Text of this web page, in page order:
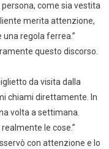
come sia vestita
merita attenzione,
regola ferrea.”
questo discorso.
da visita dalla
chiami direttamente. In
volta a settimana.
le cose.”
con attenzione e lo